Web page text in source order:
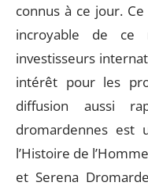
connus à ce jour.
incroyable de ce
investisseurs
intérêt pour les
diffusion aussi
dromardennes est
l’Histoire de
et Serena